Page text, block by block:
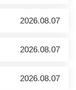
2026.08.07
2026.08.07
2026.08.07